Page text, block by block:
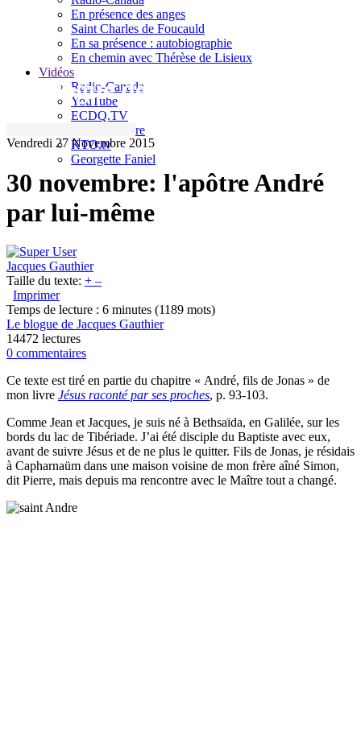
En présence des anges
Saint Charles de Foucauld
En sa présence : autobiographie
En chemin avec Thérèse de Lisieux
Vidéos
Radio-Canada
YouTube
ECDQ.TV
Sel et Lumière
KTO.tv
Georgette Faniel
Le blogue de Jacques Gauthier
Vendredi 27 Novembre 2015
30 novembre: l'apôtre André
par lui-même
Jacques Gauthier
Taille du texte: + –
Imprimer
Temps de lecture : 6 minutes (1189 mots)
Le blogue de Jacques Gauthier
14472 lectures
0 commentaires
Ce texte est tiré en partie du chapitre « André, fils de Jonas » de
mon livre Jésus raconté par ses proches, p. 93-103.
Comme Jean et Jacques, je suis né à Bethsaïda, en Galilée, sur les
bords du lac de Tibériade. J’ai été disciple du Baptiste avec eux,
avant de suivre Jésus et de ne plus le quitter. Fils de Jonas, je résidais
à Capharnaüm dans une maison voisine de mon frère aîné Simon,
dit Pierre, mais depuis ma rencontre avec le Maître tout a changé.